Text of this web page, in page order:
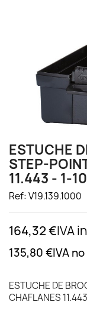
ESTUCHE
STEP-
11.443 - 1-
Ref: V19.139.1000
164,32 €IVA
135,80 €IVA
ESTUCHE DE
CHAFLANES